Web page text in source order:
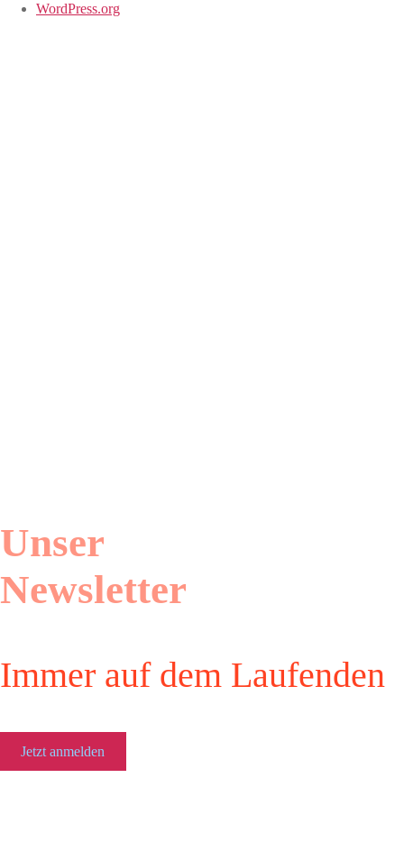
WordPress.org
Unser
Newsletter
Immer auf dem Laufenden
Jetzt anmelden